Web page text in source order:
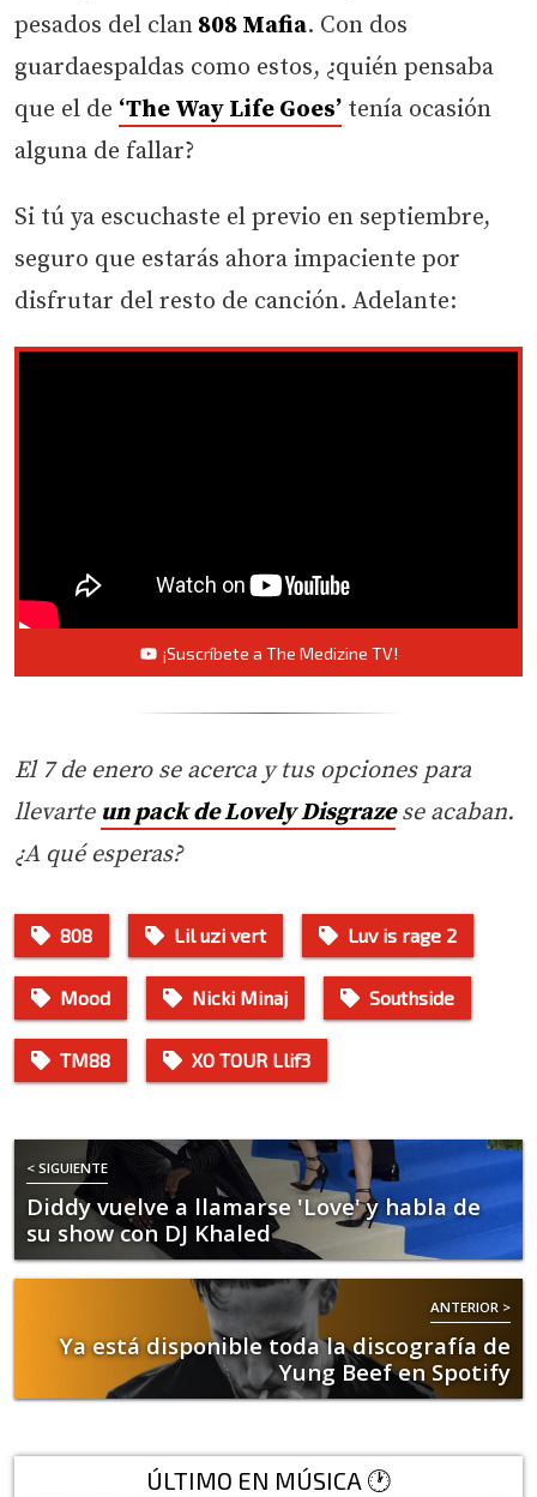
pesados del clan 808 Mafia. Con dos
guardaespaldas como estos, ¿quién pensaba
que el de ‘The Way Life Goes’ tenía ocasión
alguna de fallar?
Si tú ya escuchaste el previo en septiembre,
seguro que estarás ahora impaciente por
disfrutar del resto de canción. Adelante:
¡Suscríbete a The Medizine TV!
El 7 de enero se acerca y tus opciones para
llevarte un pack de Lovely Disgrazese acaban.
¿A qué esperas?
808 Lil uzi vert Luv is rage 2
Mood Nicki Minaj Southside
TM88 XO TOUR Llif3
< SIGUIENTE
Diddy vuelve a llamarse 'Love' y habla de
su show con DJ Khaled
ANTERIOR >
Ya está disponible toda la discografía de
Yung Beef en Spotify
ÚLTIMO EN MÚSICA 🕐